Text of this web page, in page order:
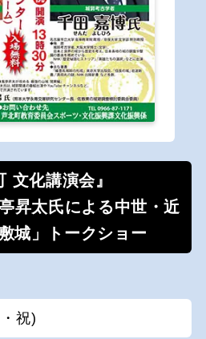
文化講演会』
昇太氏による中世・近
城」トークショー
祝)